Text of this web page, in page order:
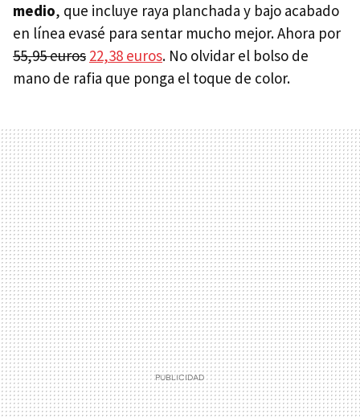
medio, que incluye raya planchada y bajo acabado
en línea evasé para sentar mucho mejor. Ahora por
55,95 euros 22,38 euros. No olvidar el bolso de
mano de rafia que ponga el toque de color.